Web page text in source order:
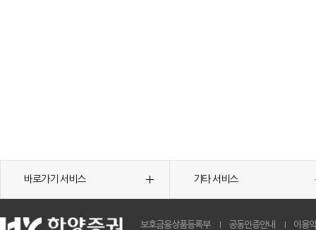
바로가기 서비스 기타 서비스
보호금융상품등록부 공동인증안내 이용